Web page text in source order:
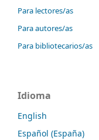
Para lectores/as
Para autores/as
Para bibliotecarios/as
Idioma
English
Español (España)